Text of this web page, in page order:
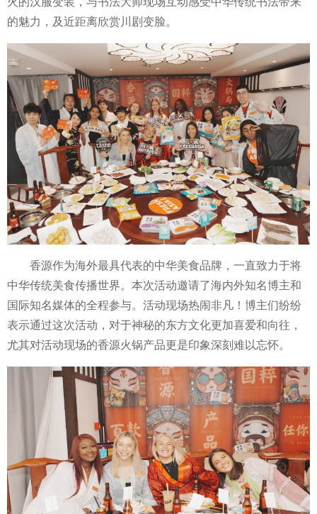
的魅力，及近距离欣赏川剧变脸。
香源作为海外最具代表的中华美食品牌，一直致力于将
中华传统美食传播世界。本次活动邀请了海内外知名博主和
国际知名媒体的全程参与。活动现场热闹非凡！博主们纷纷
表示通过这次活动，对于神秘的东方文化更加喜爱和向往，
尤其对活动现场的香源火锅产品更是印象深刻难以忘怀。